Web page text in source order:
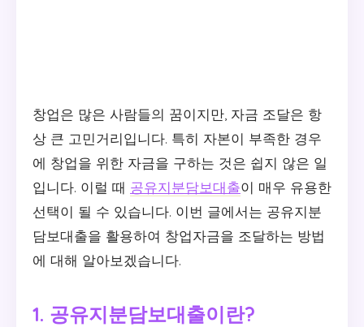
창업은 많은 사람들의 꿈이지만, 자금 조달은 항
상 큰 고민거리입니다. 특히 자본이 부족한 경우
에 창업을 위한 자금을 구하는 것은 쉽지 않은 일
입니다. 이럴 때 공유지분담보대출이 매우 유용한
선택이 될 수 있습니다. 이번 글에서는 공유지분
담보대출을 활용하여 창업자금을 조달하는 방법
에 대해 알아보겠습니다.
1. 공유지분담보대출이란?